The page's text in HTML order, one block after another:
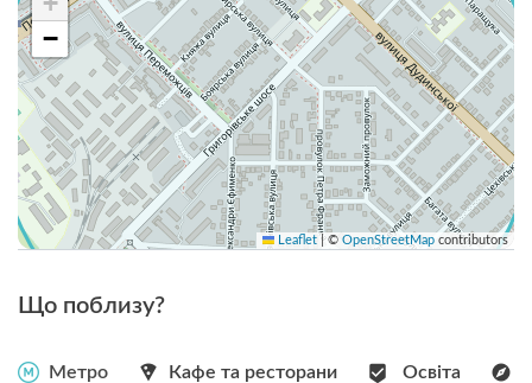
−
Leaflet |© OpenStreetMap contributors
Що поблизу?
Метро Кафе та ресторани Освіта